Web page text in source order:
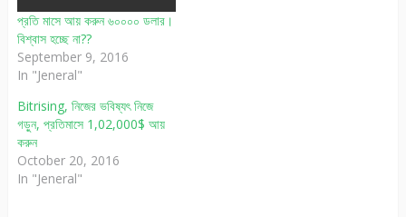
প্রতি মাসে আয় করুন ৬০০০০ ডলার।
বিশ্বাস হচ্ছে না??
September 9, 2016
In "Jeneral"
Bitrising, নিজের ভবিষ্যৎ নিজে
গড়ুন, প্রতিমাসে 1,02,000$ আয়
করুন
October 20, 2016
In "Jeneral"